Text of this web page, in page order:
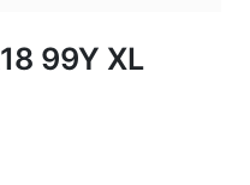
99Y XL